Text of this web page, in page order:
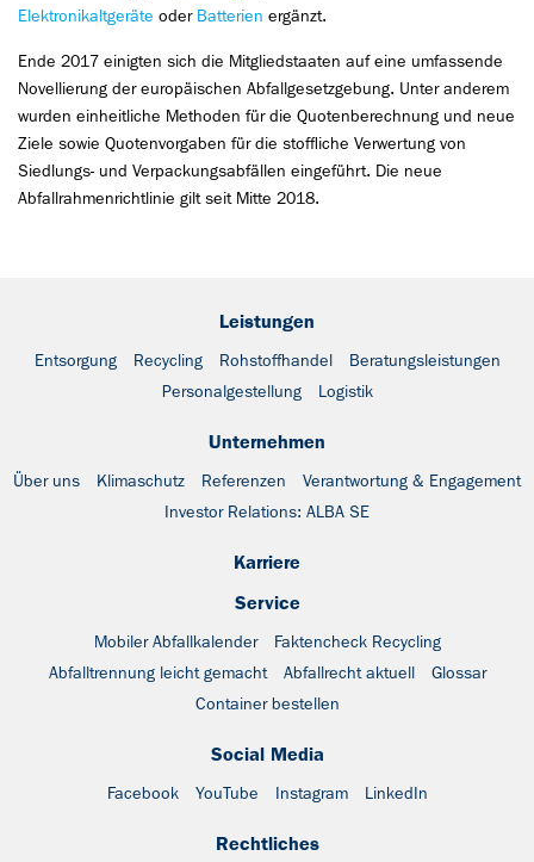
Elektronikaltgeräte oder Batterien ergänzt.
Ende 2017 einigten sich die Mitgliedstaaten auf eine umfassende
Novellierung der europäischen Abfallgesetzgebung. Unter anderem
wurden einheitliche Methoden für die Quotenberechnung und neue
Ziele sowie Quotenvorgaben für die stoffliche Verwertung von
Siedlungs- und Verpackungsabfällen eingeführt. Die neue
Abfallrahmenrichtlinie gilt seit Mitte 2018.
Leistungen
Entsorgung Recycling Rohstoffhandel
Beratungsleistungen
Personalgestellung
Logistik
Unternehmen
Über uns Klimaschutz Referenzen
Verantwortung & Engagement
Investor Relations: ALBA SE
Karriere
Service
Mobiler Abfallkalender
Faktencheck Recycling
Abfalltrennung leicht gemacht
Abfallrecht aktuell
Glossar
Container bestellen
Social Media
Facebook YouTube Instagram LinkedIn
Rechtliches